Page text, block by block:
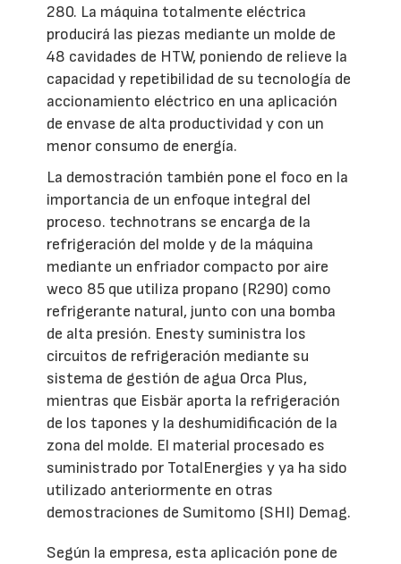
280. La máquina totalmente eléctrica
producirá las piezas mediante un molde de
48 cavidades de HTW, poniendo de relieve la
capacidad y repetibilidad de su tecnología de
accionamiento eléctrico en una aplicación
de envase de alta productividad y con un
menor consumo de energía.
La demostración también pone el foco en la
importancia de un enfoque integral del
proceso. technotrans se encarga de la
refrigeración del molde y de la máquina
mediante un enfriador compacto por aire
weco 85 que utiliza propano (R290) como
refrigerante natural, junto con una bomba
de alta presión. Enesty suministra los
circuitos de refrigeración mediante su
sistema de gestión de agua Orca Plus,
mientras que Eisbär aporta la refrigeración
de los tapones y la deshumidificación de la
zona del molde. El material procesado es
suministrado por TotalEnergies y ya ha sido
utilizado anteriormente en otras
demostraciones de Sumitomo (SHI) Demag.
Según la empresa, esta aplicación pone de